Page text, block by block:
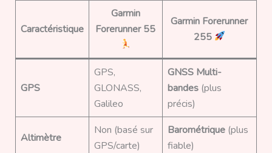
Caractéristique
Garmin
Forerunner 55
Garmin Forerunner
255
GPS
GPS,
GLONASS,
Galileo
GNSS Multi-
bandes(plus
précis)
Altimètre
Non (basé sur
GPS/carte)
Barométrique(plus
fiable)